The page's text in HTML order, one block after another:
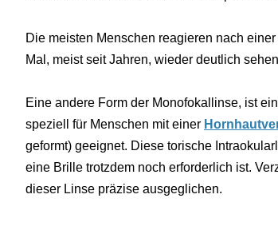
Die meisten Menschen reagieren nach
Mal, meist seit Jahren, wieder deutlich
Eine andere Form der Monofokallinse, ist
speziell für Menschen mit einer
geformt) geeignet. Diese torische
eine Brille trotzdem noch erforderlich ist.
dieser Linse präzise ausgeglichen.